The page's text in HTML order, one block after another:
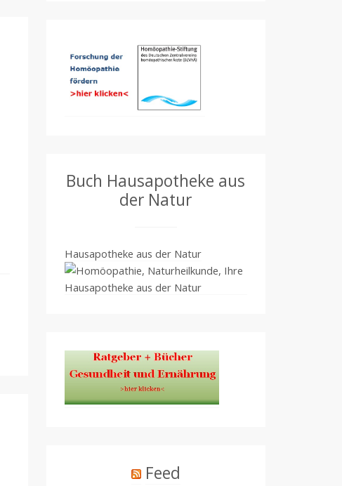
Buch Hausapotheke aus
der Natur
Hausapotheke aus der Natur
Feed